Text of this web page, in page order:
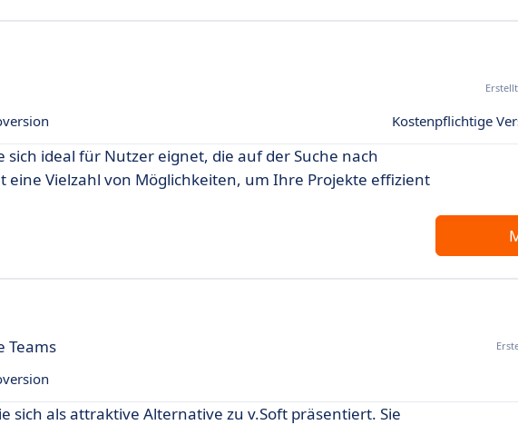
Kostenpflichtige
ideal für Nutzer eignet, die auf der Suche nach
Vielzahl von Möglichkeiten, um Ihre Projekte effizient
Teams
sich als attraktive Alternative zu v.Soft präsentiert. Sie